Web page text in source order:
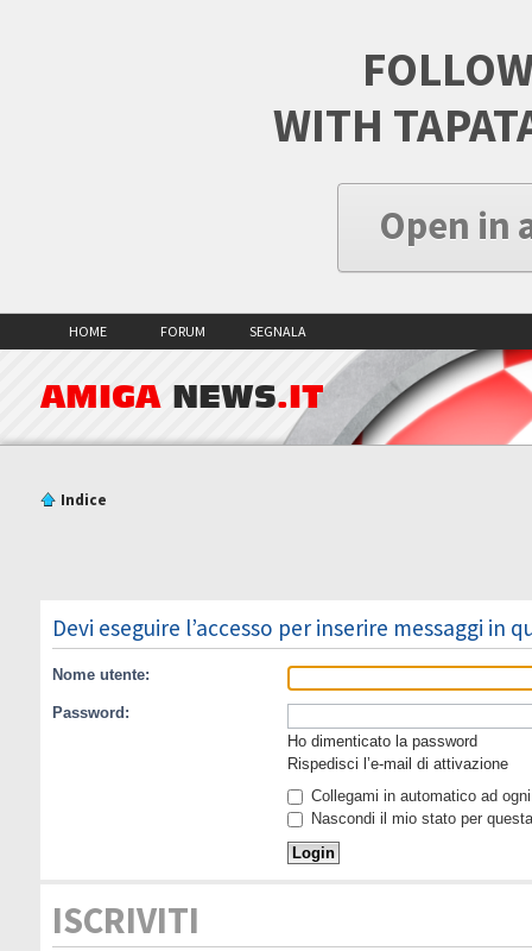
WITH
Open in
HOME FORUM SEGNALA
AMIGA NEWS.IT
Indice
Devi eseguire l’accesso per inserire messaggi in
Nome utente:
Password:
Ho dimenticato la password
Rispedisci l’e-mail di attivazione
Collegami in automatico ad
Nascondi il mio stato per
ISCRIVITI